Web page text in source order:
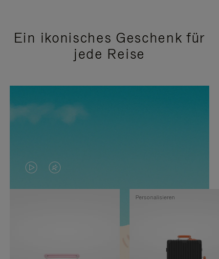
Ein ikonisches Geschenk für
jede Reise
DAS
VIDEO
VIDEO
IST
Personalisieren